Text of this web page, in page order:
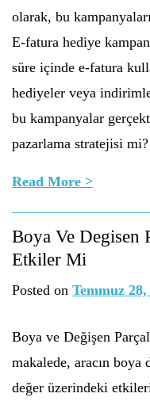
olarak, bu
E-fatura hediye
süre içinde e-fatura
hediyeler veya
bu kampanyalar
pazarlama stratejisi
Read More >
Boya Ve Degisen
Etkiler Mi
Posted on Temmuz 28,
Boya ve Değişen
makalede, aracın boya
değer üzerindeki